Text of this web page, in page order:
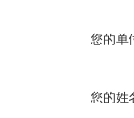
您的单
您的姓